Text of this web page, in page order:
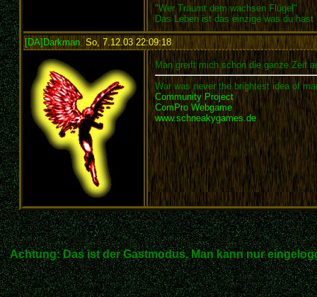
"Wer Träumt dem wachsen Flügel"
Das Leben ist das einzige was du hast
[DA]Darkman, So, 7.12.03 22:09:18:
Man greift mich schon die ganze Zeit
War was never the brightest idea of
Community Project
ComPro Webgame
www.schneakygames.de
Achtung: Das ist der Gastmodus. Man kann nur